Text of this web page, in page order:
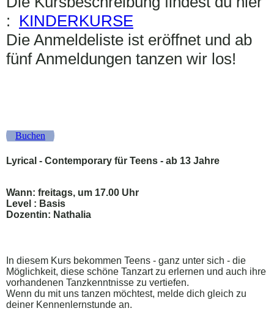
: KINDERKURSE
Die Anmeldeliste ist eröffnet und ab
fünf Anmeldungen tanzen wir los!
Buchen
Lyrical - Contemporary für Teens - ab 13 Jahre
Wann: freitags, um 17.00 Uhr
Level : Basis
Dozentin: Nathalia
In diesem Kurs bekommen Teens - ganz unter sich - die
Möglichkeit, diese schöne Tanzart zu erlernen und auch ihre
vorhandenen Tanzkenntnisse zu vertiefen.
Wenn du mit uns tanzen möchtest, melde dich gleich zu
deiner Kennenlernstunde an.